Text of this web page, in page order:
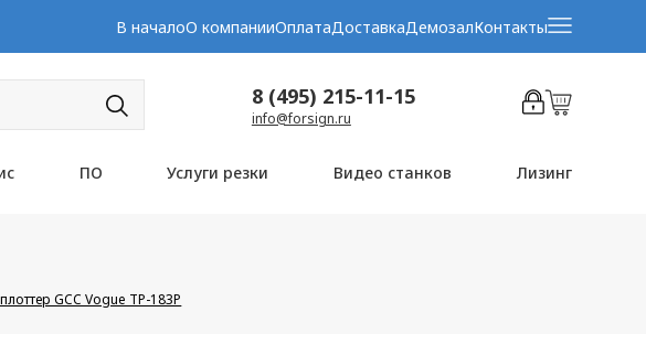
В началоО компанииОплатаДоставкаДемозалКонтакты
8 (495) 215-11-15
info@forsign.ru
ПО Услуги резки Видео станков Лизинг
GCC Vogue TP-183P